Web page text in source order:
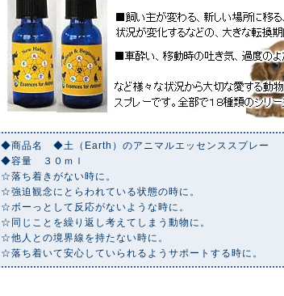
◆商品名 ◆土（Earth）のアニマルエッセンススプレー
◆容量 ３０ｍｌ
☆落ち着きがない時に。
☆強迫観念にとらわれている状態の時に。
☆ボーっとして反応がないような時に。
☆同じことを繰り返し考えてしまう動物に。
☆他人との境界線を持たない時に。
☆落ち着いて安心していられるようサポートする時に。